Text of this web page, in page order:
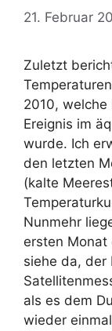
21. Februar
Zuletzt
2010, welche
Ereignis im
wurde. Ich
den letzten
(kalte
Nunmehr
ersten Monat
siehe da, der
als es dem
wieder